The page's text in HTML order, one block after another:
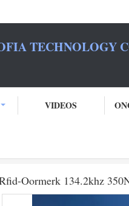
TECHNOLOGY
JE
VIDEOS
Oormerk 134.2khz